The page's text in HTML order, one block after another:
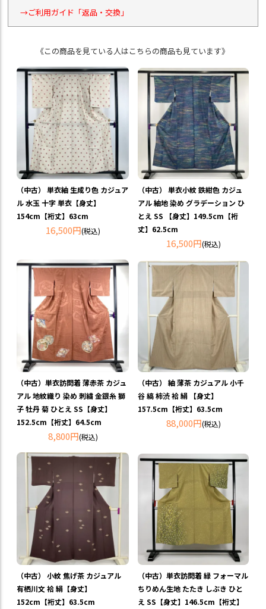
→ご利用ガイド「返品・交換」
《この商品を見ている人はこちらの商品も見ています》
（中古） 単衣紬 生成り色 カジュア
ル 水玉 十字 単衣【身丈】
154cm【裄丈】63cm
16,500円(税込)
（中古） 単衣小紋 鉄紺色 カジュ
アル 紬地 染め グラデーション ひ
とえ SS 【身丈】149.5cm【裄
丈】62.5cm
16,500円(税込)
（中古）単衣訪問着 薄赤茶 カジュ
アル 地紋織り 染め 刺繍 金銀糸 獅
子 牡丹 菊 ひとえ SS【身丈】
152.5cm【裄丈】64.5cm
8,800円(税込)
（中古） 紬 薄茶 カジュアル 小千
谷 縞 柿渋 袷 絹 【身丈】
157.5cm【裄丈】63.5cm
88,000円(税込)
（中古） 小紋 焦げ茶 カジュアル
有栖川文 袷 絹【身丈】
152cm【裄丈】63.5cm
（中古）単衣訪問着 緑 フォーマル
ちりめん生地 たたき しぶき ひと
え SS【身丈】146.5cm【裄丈】